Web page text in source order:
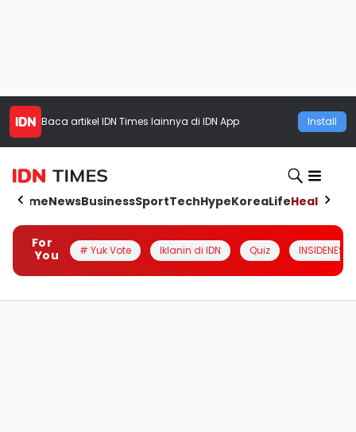
Baca artikel IDN Times lainnya di IDN App Install
HomeNewsBusinessSportTechHypeKoreaLifeHealth
For
You
# Yuk Vote Iklanin di IDN Quiz INSIDENESIA